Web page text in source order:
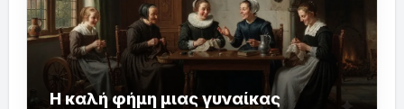
Η καλή φήμη μιας γυναίκας